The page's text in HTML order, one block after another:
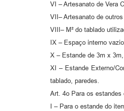
VI – Artesanato de Vera
VII– Artesanato de
VIII– M² do tablado
IX – Espaço interno
X – Estande de 3m x
XI – Estande Externo/
tablado, paredes.
Art. 4o Para os estandes
I – Para o estande do